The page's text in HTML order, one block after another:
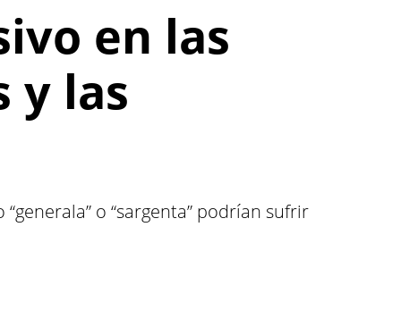
en las
y las
o “sargenta” podrían sufrir